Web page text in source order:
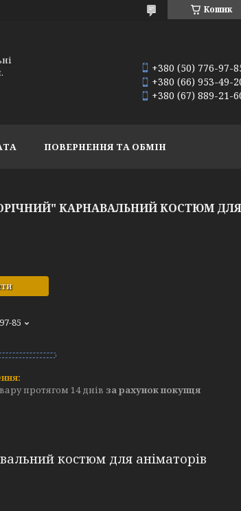
Кошик
+380 (50) 776-97-
+380 (66) 953-49-
+380 (67) 889-21-
ПОВЕРНЕННЯ ТА ОБМІН
КАРНАВАЛЬНИЙ КОСТЮМ ДЛЯ
85
протягом 14 днів за рахунок покупця
костюм для аніматорів